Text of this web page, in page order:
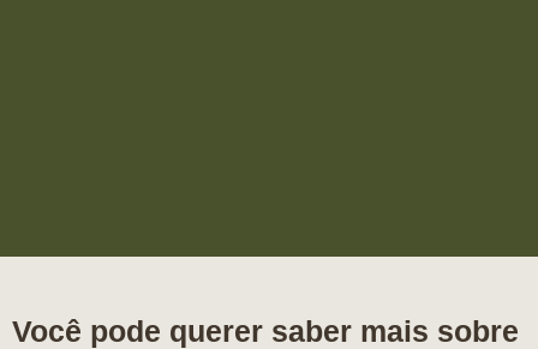
Você pode querer saber mais sobre